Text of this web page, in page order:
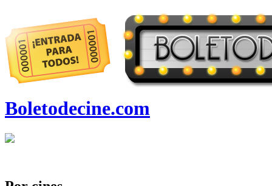
Boletodecine.com